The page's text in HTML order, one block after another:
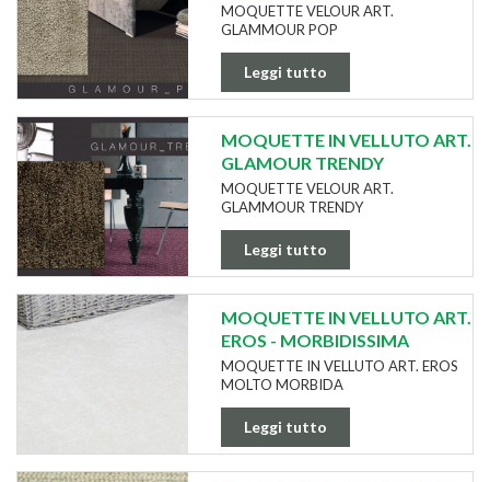
MOQUETTE VELOUR ART.
GLAMMOUR POP
Leggi tutto
MOQUETTE IN VELLUTO ART.
GLAMOUR TRENDY
MOQUETTE VELOUR ART.
GLAMMOUR TRENDY
Leggi tutto
MOQUETTE IN VELLUTO ART.
EROS - MORBIDISSIMA
MOQUETTE IN VELLUTO ART. EROS
MOLTO MORBIDA
Leggi tutto